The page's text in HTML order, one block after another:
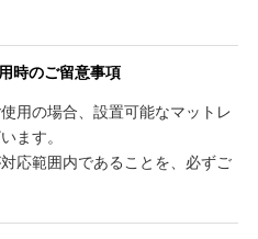
時のご留意事項
用の場合、設置可能なマットレ
ます。
応範囲内であることを、必ずご